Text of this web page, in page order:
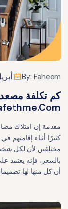
By: Faheem أبريل 4,
كم تكلفة
مقدمة إن امتلاك
كثيرًا أثناء
مختلفين لأن لكل شخص
بالسعر، فإنه يعتمد
أن كل منها لها